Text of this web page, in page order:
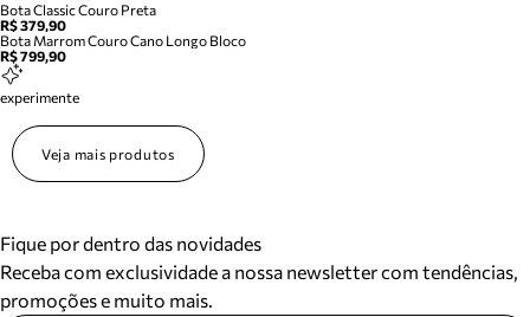
Bota Classic Couro Preta
R$ 379,90
Bota Marrom Couro Cano Longo Bloco
R$ 799,90
experimente
Veja mais produtos
Fique por dentro das novidades
Receba com exclusividade a nossa newsletter com tendências,
promoções e muito mais.